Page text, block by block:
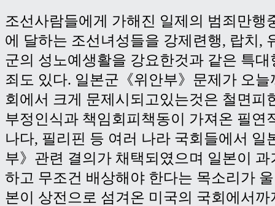
조선사람들에게 가해진 일제의 범죄만행
에 달하는 조선녀성들을 강제련행, 랍치,
군의 성노예생활을 강요한것과 같은 특
죄도 있다. 일본군《위안부》문제가 오
회에서 크게 문제시되고있는것은 철면피
부정인식과 책임회피책동이 가져온 필연
나다, 필리핀 등 여러 나라 국회들에서 일
부》관련 결의가 채택되였으며 일본이
하고 무조건 배상해야 한다는 목소리가
본이 상전으로 섬겨온 미국의 국회에서